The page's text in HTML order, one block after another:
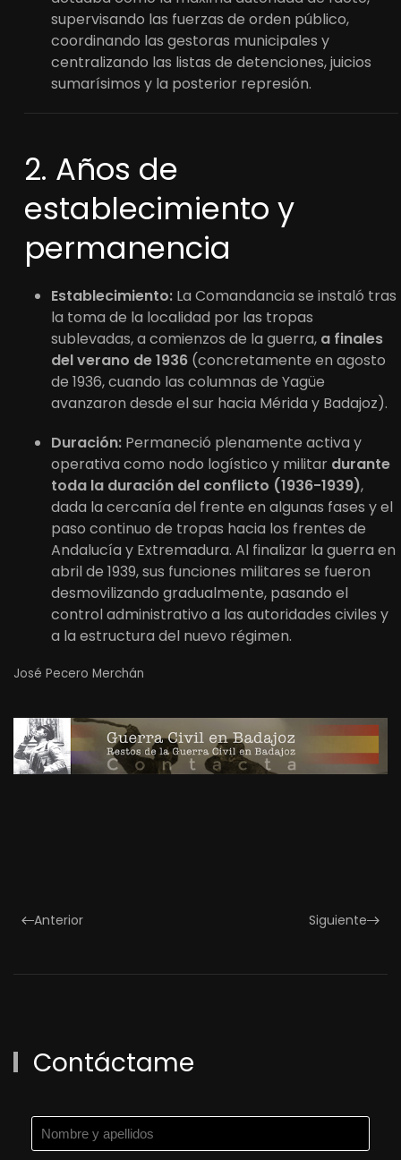
supervisando las fuerzas de orden público,
coordinando las gestoras municipales y
centralizando las listas de detenciones, juicios
sumarísimos y la posterior represión.
2. Años de
establecimiento y
permanencia
Establecimiento: La Comandancia se instaló tras
la toma de la localidad por las tropas
sublevadas, a comienzos de la guerra, a finales
del verano de 1936 (concretamente en agosto
de 1936, cuando las columnas de Yagüe
avanzaron desde el sur hacia Mérida y Badajoz).
Duración: Permaneció plenamente activa y
operativa como nodo logístico y militar durante
toda la duración del conflicto (1936-1939),
dada la cercanía del frente en algunas fases y el
paso continuo de tropas hacia los frentes de
Andalucía y Extremadura. Al finalizar la guerra en
abril de 1939, sus funciones militares se fueron
desmovilizando gradualmente, pasando el
control administrativo a las autoridades civiles y
a la estructura del nuevo régimen.
José Pecero Merchán
Anterior Siguiente
Contáctame